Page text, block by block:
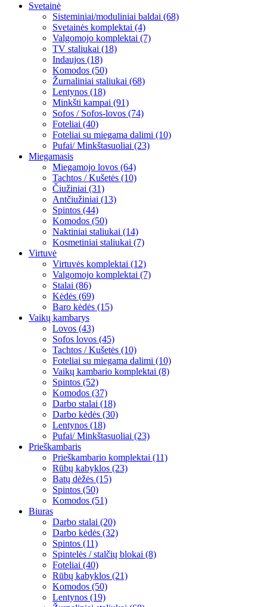
Svetainė
Sisteminiai/moduliniai baldai (68)
Svetainės komplektai (4)
Valgomojo komplektai (7)
TV staliukai (18)
Indaujos (18)
Komodos (50)
Žurnaliniai staliukai (68)
Lentynos (18)
Minkšti kampai (91)
Sofos / Sofos-lovos (74)
Foteliai (40)
Foteliai su miegama dalimi (10)
Pufai/ Minkštasuoliai (23)
Miegamasis
Miegamojo lovos (64)
Tachtos / Kušetės (10)
Čiužiniai (31)
Antčiužiniai (13)
Spintos (44)
Komodos (50)
Naktiniai staliukai (14)
Kosmetiniai staliukai (7)
Virtuvė
Virtuvės komplektai (12)
Valgomojo komplektai (7)
Stalai (86)
Kėdės (69)
Baro kėdės (15)
Vaikų kambarys
Lovos (43)
Sofos lovos (45)
Tachtos / Kušetės (10)
Foteliai su miegama dalimi (10)
Vaikų kambario komplektai (8)
Spintos (52)
Komodos (37)
Darbo stalai (18)
Darbo kėdės (30)
Lentynos (18)
Pufai/ Minkštasuoliai (23)
Prieškambaris
Prieškambario komplektai (11)
Rūbų kabyklos (23)
Batų dėžės (15)
Spintos (50)
Komodos (51)
Biuras
Darbo stalai (20)
Darbo kėdės (32)
Spintos (11)
Spintelės / stalčių blokai (8)
Foteliai (40)
Rūbų kabyklos (21)
Komodos (50)
Lentynos (19)